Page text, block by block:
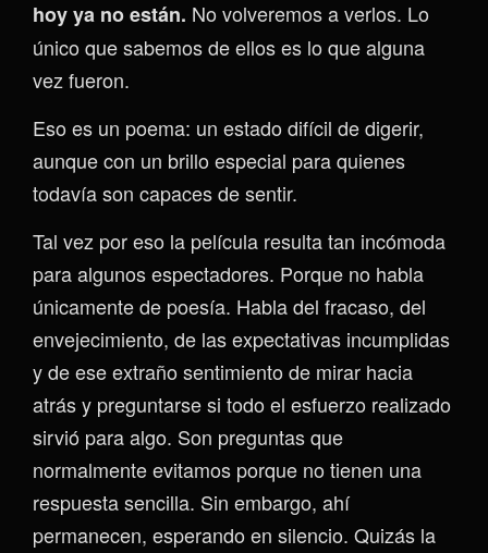
hoy ya no están. No volveremos a verlos. Lo
único que sabemos de ellos es lo que alguna
vez fueron.
Eso es un poema: un estado difícil de digerir,
aunque con un brillo especial para quienes
todavía son capaces de sentir.
Tal vez por eso la película resulta tan incómoda
para algunos espectadores. Porque no habla
únicamente de poesía. Habla del fracaso, del
envejecimiento, de las expectativas incumplidas
y de ese extraño sentimiento de mirar hacia
atrás y preguntarse si todo el esfuerzo realizado
sirvió para algo. Son preguntas que
normalmente evitamos porque no tienen una
respuesta sencilla. Sin embargo, ahí
permanecen, esperando en silencio. Quizás la